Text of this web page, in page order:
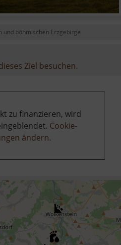
und böhmischen Erzgebirge
Ziel besuchen.
zu finanzieren, wird
Cookie-
ändern.